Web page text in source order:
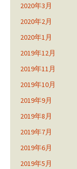
2020年3月
2020年2月
2020年1月
2019年12月
2019年11月
2019年10月
2019年9月
2019年8月
2019年7月
2019年6月
2019年5月